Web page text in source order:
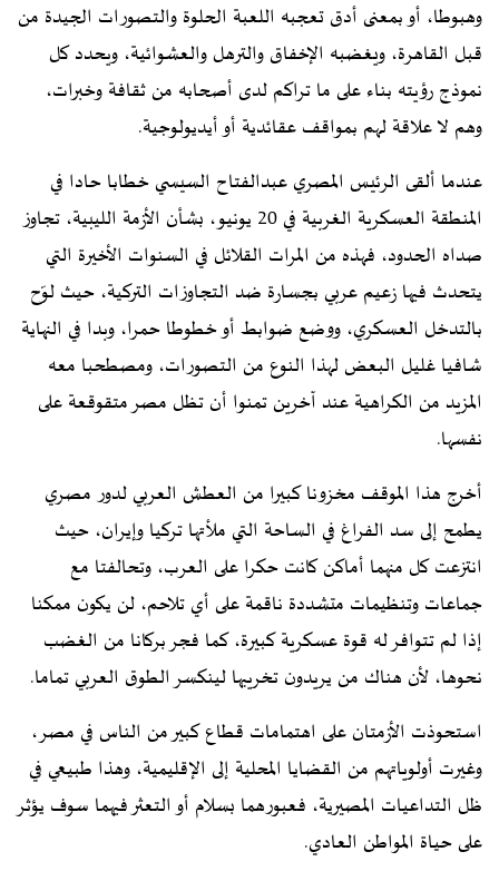
وهبوطا، أو بمعنى أدق تعجبه اللعبة الحلوة والتصورات الجيدة من
قبل القاهرة، ويغضبه الإخفاق والترهل والعشوائية، ويحدد كل
نموذج رؤيته بناء على ما تراكم لدى أصحابه من ثقافة وخبرات،
وهم لا علاقة لهم بمواقف عقائدية أو أيديولوجية.
عندما ألقى الرئيس المصري عبدالفتاح السيسي خطابا حادا في
المنطقة العسكرية الغربية في 20 يونيو، بشأن الأزمة الليبية، تجاوز
صداه الحدود، فهذه من المرات القلائل في السنوات الأخيرة التي
يتحدث فيها زعيم عربي بجسارة ضد التجاوزات التركية، حيث لوّح
بالتدخل العسكري، ووضع ضوابط أو خطوطا حمرا، وبدا في النهاية
شافيا غليل البعض لهذا النوع من التصورات، ومصطحبا معه
المزيد من الكراهية عند آخرين تمنوا أن تظل مصر متقوقعة على
نفسها.
أخرج هذا الموقف مخزونا كبيرا من العطش العربي لدور مصري
يطمح إلى سد الفراغ في الساحة التي ملأتها تركيا وإيران، حيث
انتزعت كل منهما أماكن كانت حكرا على العرب، وتحالفتا مع
جماعات وتنظيمات متشددة ناقمة على أي تلاحم، لن يكون ممكنا
إذا لم تتوافر له قوة عسكرية كبيرة، كما فجر بركانا من الغضب
نحوها، لأن هناك من يريدون تخريبها لينكسر الطوق العربي تماما.
استحوذت الأزمتان على اهتمامات قطاع كبير من الناس في مصر،
وغيرت أولوياتهم من القضايا المحلية إلى الإقليمية، وهذا طبيعي في
ظل التداعيات المصيرية، فعبورهما بسلام أو التعثر فيهما سوف يؤثر
على حياة المواطن العادي.